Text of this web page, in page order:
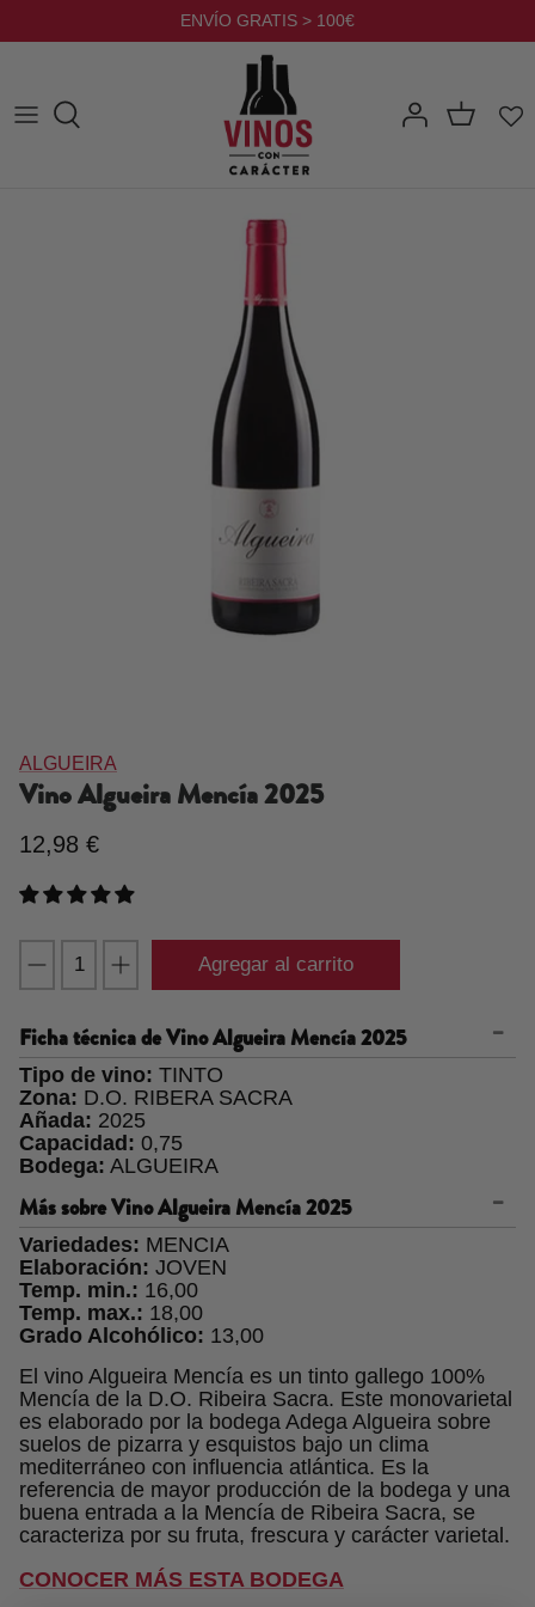
al
ENVÍO GRATIS > 100€
ALGUEIRA
Vino Algueira Mencía2025
12,98 €
Agregar al carrito
Ficha técnica deVino Algueira Mencía 2025
Tipo de vino: TINTO
Zona: D.O. RIBERA SACRA
Añada: 2025
Capacidad: 0,75
Bodega: ALGUEIRA
Más sobreVino Algueira Mencía 2025
Variedades: MENCIA
Elaboración: JOVEN
Temp. min.: 16,00
Temp. max.: 18,00
Grado Alcohólico: 13,00
El vino Algueira Mencía es un tinto gallego 100%
Mencía de la D.O. Ribeira Sacra. Este monovarietal
es elaborado por la bodega Adega Algueira sobre
suelos de pizarra y esquistos bajo un clima
mediterráneo con influencia atlántica. Es la
referencia de mayor producción de la bodega y una
buena entrada a la Mencía de Ribeira Sacra, se
caracteriza por su fruta, frescura y carácter varietal.
CONOCER MÁS ESTA BODEGA